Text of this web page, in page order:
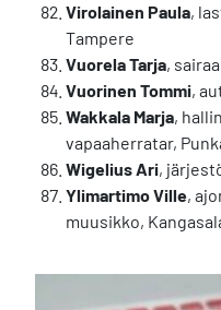
Virolainen Paula,
Tampere
Vuorela Tarja,
Vuorinen Tommi,
Wakkala Marja,
vapaaherratar,
Wigelius Ari,
Ylimartimo Ville,
muusikko,